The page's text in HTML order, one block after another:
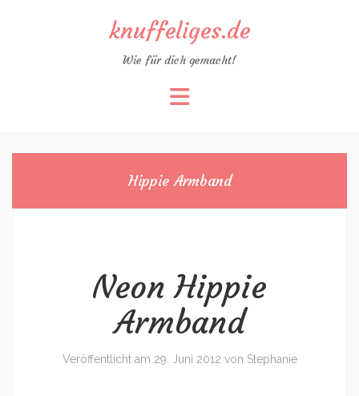
knuffeliges.de
Wie für dich gemacht!
Hippie Armband
Neon Hippie
Armband
Veröffentlicht am 29. Juni 2012 von Stephanie